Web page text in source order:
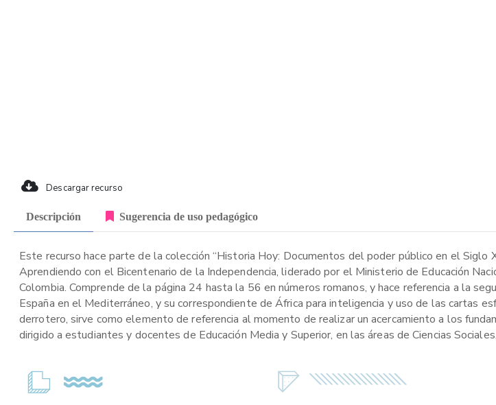
Descargar recurso
Descripción Sugerencia de uso pedagógico
Este recurso hace parte de la colección “Historia Hoy: Documentos del poder público en el Siglo
Aprendiendo con el Bicentenario de la Independencia, liderado por el Ministerio de Educación
Colombia. Comprende de la página 24 hasta la 56 en números romanos, y hace referencia a la
España en el Mediterráneo, y su correspondiente de África para inteligencia y uso de las cartas
derrotero, sirve como elemento de referencia al momento de realizar un acercamiento a los
dirigido a estudiantes y docentes de Educación Media y Superior, en las áreas de Ciencias